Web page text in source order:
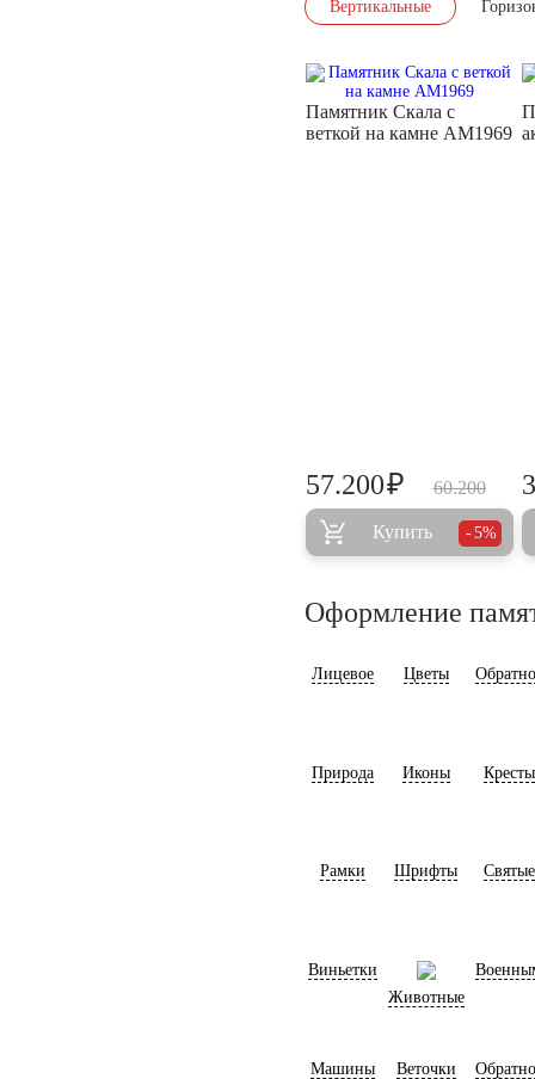
Вертикальные
Памятник Скала с
веткой на камне AM1969
60.200
57.200₽
Купить 5%
Оформление
Лицевое Цветы
Природа Иконы Кресты
Рамки Шрифты Святые
Виньетки
Животные
Машины Веточки